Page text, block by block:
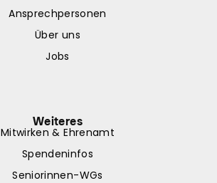
Ansprechpersonen
Über uns
Jobs
Weiteres
Mitwirken & Ehrenamt
Spendeninfos
Seniorinnen-WGs